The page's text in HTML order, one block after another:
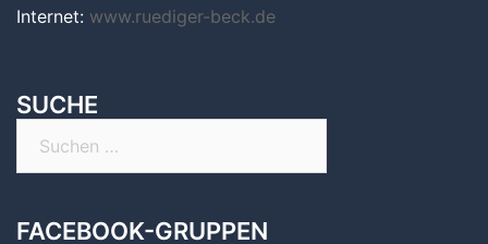
Internet: www.ruediger-beck.de
SUCHE
FACEBOOK-GRUPPEN